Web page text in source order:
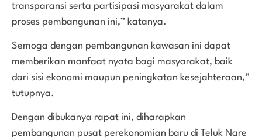
transparansi serta partisipasi masyarakat dalam
proses pembangunan ini,” katanya.
Semoga dengan pembangunan kawasan ini dapat
memberikan manfaat nyata bagi masyarakat, baik
dari sisi ekonomi maupun peningkatan kesejahteraan,”
tutupnya.
Dengan dibukanya rapat ini, diharapkan
pembangunan pusat perekonomian baru di Teluk Nare